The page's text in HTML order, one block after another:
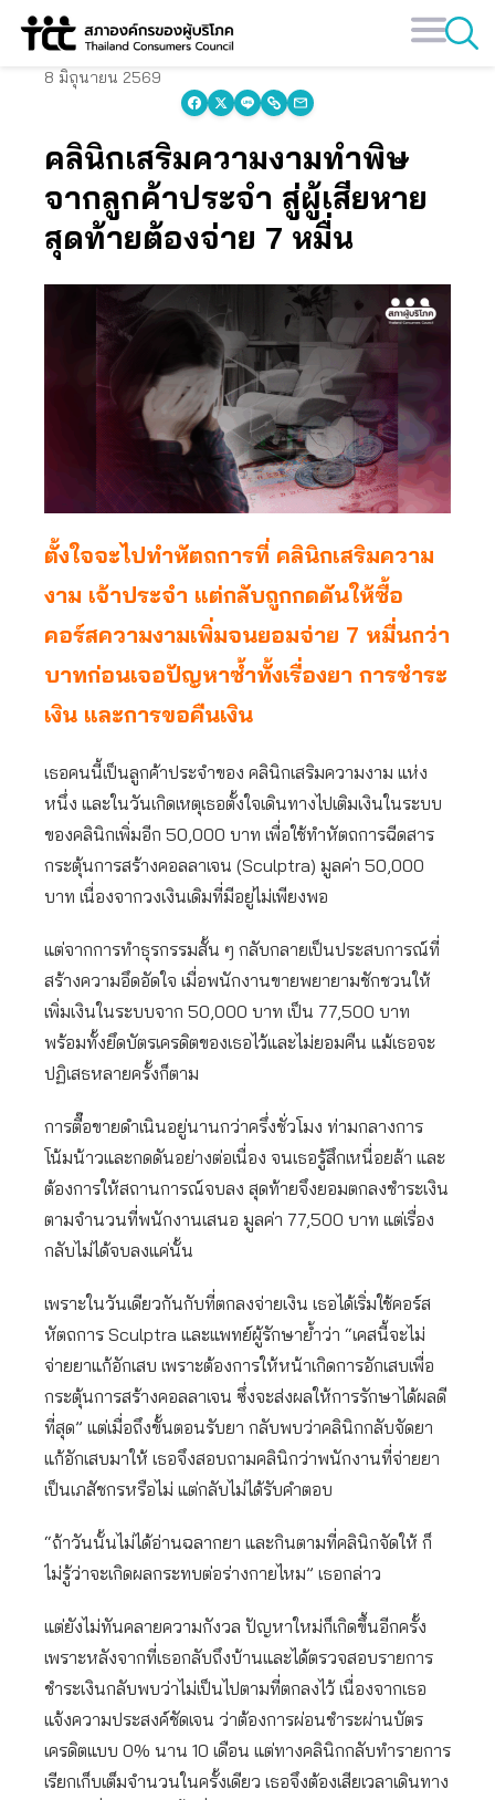
Skip
content
8 มิถุนายน 2569
คลินิกเสริมความงามทำพิษ
จากลูกค้าประจำ สู่ผู้เสียหาย
สุดท้ายต้องจ่าย 7 หมื่น
ตั้งใจจะไปทำหัตถการที่ คลินิกเสริมความ
งาม เจ้าประจำ แต่กลับถูกกดดันให้ซื้อ
คอร์สความงามเพิ่มจนยอมจ่าย 7 หมื่นกว่า
บาทก่อนเจอปัญหาซ้ำทั้งเรื่องยา การชำระ
เงิน และการขอคืนเงิน
เธอคนนี้เป็นลูกค้าประจำของ คลินิกเสริมความงาม แห่ง
หนึ่ง และในวันเกิดเหตุเธอตั้งใจเดินทางไปเติมเงินในระบบ
ของคลินิกเพิ่มอีก 50,000 บาท เพื่อใช้ทำหัตถการฉีดสาร
กระตุ้นการสร้างคอลลาเจน (Sculptra) มูลค่า 50,000
บาท เนื่องจากวงเงินเดิมที่มีอยู่ไม่เพียงพอ
แต่จากการทำธุรกรรมสั้น ๆ กลับกลายเป็นประสบการณ์ที่
สร้างความอึดอัดใจ เมื่อพนักงานขายพยายามชักชวนให้
เพิ่มเงินในระบบจาก 50,000 บาท เป็น 77,500 บาท
พร้อมทั้งยึดบัตรเครดิตของเธอไว้และไม่ยอมคืน แม้เธอจะ
ปฏิเสธหลายครั้งก็ตาม
การตื๊อขายดำเนินอยู่นานกว่าครึ่งชั่วโมง ท่ามกลางการ
โน้มน้าวและกดดันอย่างต่อเนื่อง จนเธอรู้สึกเหนื่อยล้า และ
ต้องการให้สถานการณ์จบลง สุดท้ายจึงยอมตกลงชำระเงิน
ตามจำนวนที่พนักงานเสนอ มูลค่า 77,500 บาท แต่เรื่อง
กลับไม่ได้จบลงแค่นั้น
เพราะในวันเดียวกันกับที่ตกลงจ่ายเงิน เธอได้เริ่มใช้คอร์ส
หัตถการ Sculptra และแพทย์ผู้รักษาย้ำว่า “เคสนี้จะไม่
จ่ายยาแก้อักเสบ เพราะต้องการให้หน้าเกิดการอักเสบเพื่อ
กระตุ้นการสร้างคอลลาเจน ซึ่งจะส่งผลให้การรักษาได้ผลดี
ที่สุด” แต่เมื่อถึงขั้นตอนรับยา กลับพบว่าคลินิกกลับจัดยา
แก้อักเสบมาให้ เธอจึงสอบถามคลินิกว่าพนักงานที่จ่ายยา
เป็นเภสัชกรหรือไม่ แต่กลับไม่ได้รับคำตอบ
“ถ้าวันนั้นไม่ได้อ่านฉลากยา และกินตามที่คลินิกจัดให้ ก็
ไม่รู้ว่าจะเกิดผลกระทบต่อร่างกายไหม” เธอกล่าว
แต่ยังไม่ทันคลายความกังวล ปัญหาใหม่ก็เกิดขึ้นอีกครั้ง
เพราะหลังจากที่เธอกลับถึงบ้านและได้ตรวจสอบรายการ
ชำระเงินกลับพบว่าไม่เป็นไปตามที่ตกลงไว้ เนื่องจากเธอ
แจ้งความประสงค์ชัดเจน ว่าต้องการผ่อนชำระผ่านบัตร
เครดิตแบบ 0% นาน 10 เดือน แต่ทางคลินิกกลับทำรายการ
เรียกเก็บเต็มจำนวนในครั้งเดียว เธอจึงต้องเสียเวลาเดินทาง